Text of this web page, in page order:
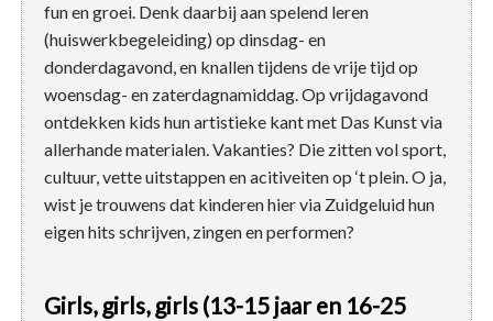
fun en groei. Denk daarbij aan spelend leren
(huiswerkbegeleiding) op dinsdag- en
donderdagavond, en knallen tijdens de vrije tijd op
woensdag- en zaterdagnamiddag. Op vrijdagavond
ontdekken kids hun artistieke kant met Das Kunst via
allerhande materialen. Vakanties? Die zitten vol sport,
cultuur, vette uitstappen en acitiveiten op ‘t plein. O ja,
wist je trouwens dat kinderen hier via Zuidgeluid hun
eigen hits schrijven, zingen en performen?
Girls, girls, girls (13-15 jaar en 16-25